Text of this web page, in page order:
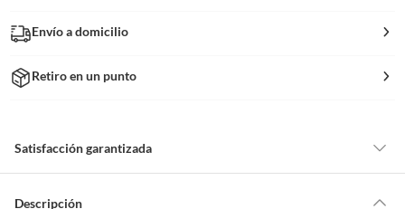
Envío a domicilio
Retiro en un punto
Satisfacción garantizada
de la compra.
Descripción